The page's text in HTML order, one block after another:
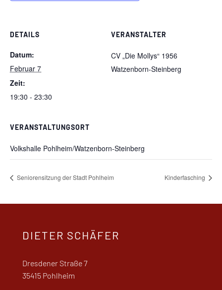
DETAILS
Datum:
Februar 7
Zeit:
19:30 - 23:30
VERANSTALTER
CV „Die Mollys“ 1956
Watzenborn-Steinberg
VERANSTALTUNGSORT
Volkshalle Pohlheim/Watzenborn-Steinberg
Seniorensitzung der Stadt Pohlheim Kinderfasching
DIETER SCHÄFER
Dresdener Straße 7
35415 Pohlheim